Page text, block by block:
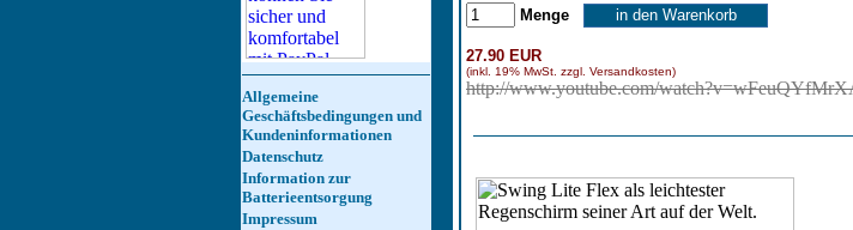
Allgemeine
Geschäftsbedingungen und
Kundeninformationen
Datenschutz
Information zur
Batterieentsorgung
Impressum
Menge
27.90 EUR
(inkl. 19% MwSt. zzgl. Versandkosten)
http://www.youtube.com/